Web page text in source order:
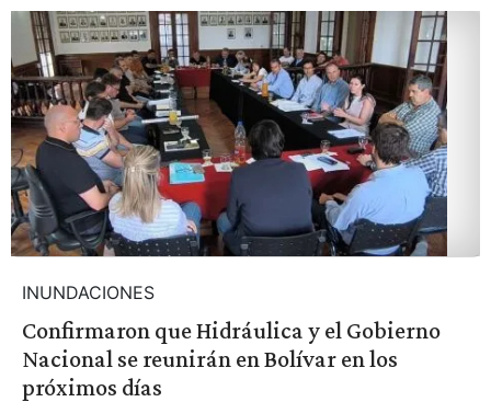
INUNDACIONES
Confirmaron que Hidráulica y el Gobierno
Nacional se reunirán en Bolívar en los
próximos días